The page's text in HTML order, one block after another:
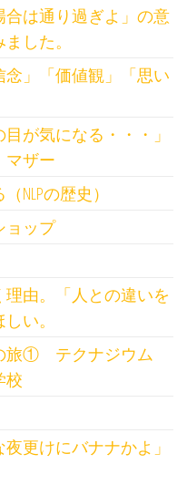
は通り過ぎよ」の意
した。
」「価値観」「思い
が気になる・・・」
マザー
NLPの歴史）
ョップ
由。「人との違いを
い。
旅① テクナジウム
校
更けにバナナかよ」